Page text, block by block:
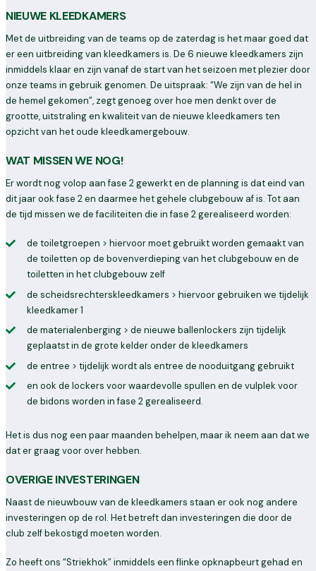
NIEUWE KLEEDKAMERS
Met de uitbreiding van de teams op de zaterdag is het maar goed dat
er een uitbreiding van kleedkamers is. De 6 nieuwe kleedkamers zijn
inmiddels klaar en zijn vanaf de start van het seizoen met plezier door
onze teams in gebruik genomen. De uitspraak: “We zijn van de hel in
de hemel gekomen”, zegt genoeg over hoe men denkt over de
grootte, uitstraling en kwaliteit van de nieuwe kleedkamers ten
opzicht van het oude kleedkamergebouw.
WAT MISSEN WE NOG!
Er wordt nog volop aan fase 2 gewerkt en de planning is dat eind van
dit jaar ook fase 2 en daarmee het gehele clubgebouw af is. Tot aan
de tijd missen we de faciliteiten die in fase 2 gerealiseerd worden:
de toiletgroepen > hiervoor moet gebruikt worden gemaakt van
de toiletten op de bovenverdieping van het clubgebouw en de
toiletten in het clubgebouw zelf
de scheidsrechterskleedkamers > hiervoor gebruiken we tijdelijk
kleedkamer 1
de materialenberging > de nieuwe ballenlockers zijn tijdelijk
geplaatst in de grote kelder onder de kleedkamers
de entree > tijdelijk wordt als entree de nooduitgang gebruikt
en ook de lockers voor waardevolle spullen en de vulplek voor
de bidons worden in fase 2 gerealiseerd.
Het is dus nog een paar maanden behelpen, maar ik neem aan dat we
dat er graag voor over hebben.
OVERIGE INVESTERINGEN
Naast de nieuwbouw van de kleedkamers staan er ook nog andere
investeringen op de rol. Het betreft dan investeringen die door de
club zelf bekostigd moeten worden.
Zo heeft ons “Striekhok” inmiddels een flinke opknapbeurt gehad en